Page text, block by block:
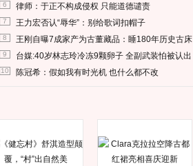
6 律师：于正不构成侵权 只能道德谴责
7 王力宏否认“辱华”：别给歌词扣帽子
8 王刚自曝7成家产为古董藏品：睡180年历史古床
9 台媒:40岁林志玲冷冻9颗卵子 全副武装怕被认出
10 陈冠希：假如我有时光机 也什么都不改